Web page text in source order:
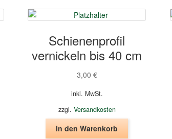
Schienenprofil
vernickeln bis 40 cm
3,00 €
inkl. MwSt.
zzgl. Versandkosten
In den Warenkorb